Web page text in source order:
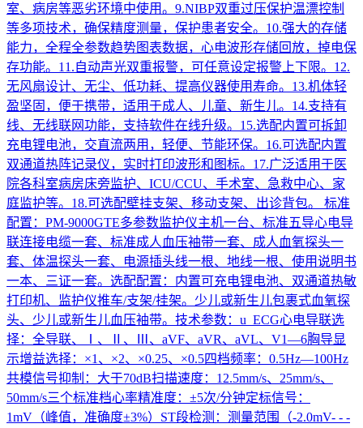
室、病房等恶劣环境中使用。9.NIBP双重过压保护温漂控制
等多项技术，确保精度测量，保护患者安全。10.强大的存储
能力，全程全参数趋势图表数据，心电波形存储回放，掉电保
存功能。11.自动声光双重报警，可任意设定报警上下限。12.
无风扇设计、无尘、低功耗、提高仪器使用寿命。13.机体轻
盈坚固，便于携带，适用于成人、儿童、新生儿。14.支持有
线、无线联网功能，支持软件在线升级。15.选配内置可拆卸
充电锂电池，交直流两用，轻便、节能环保。16.可选配内置
双通道热阵记录仪，实时打印波形和图标。17.广泛适用于医
院各科室病房床旁监护、ICU/CCU、手术室、急救中心、家
庭监护等。18.可选配壁挂支架、移动支架、出诊背包。 标准
配置：PM-9000GTE多参数监护仪主机一台、标准五导心电导
联连接电缆一套、标准成人血压袖带一套、成人血氧探头一
套、体温探头一套、电源插头线一根、地线一根、使用说明书
一本、三证一套。选配配置：内置可充电锂电池、双通道热敏
打印机、监护仪推车/支架/挂架。少儿或新生儿包裹式血氧探
头、少儿或新生儿血压袖带。技术参数：u ECG心电导联选
择：全导联、Ⅰ、Ⅱ、Ⅲ、aVF、aVR、aVL、V1—6胸导显
示增益选择：×1、×2、×0.25、×0.5四档频率：0.5Hz—100Hz
共模信号抑制：大于70dB扫描速度：12.5mm/s、25mm/s、
50mm/s三个标准档心率精准度：±5次/分钟定标信号：
1mV（峰值，准确度±3%）ST段检测：测量范围（-2.0mV- - -